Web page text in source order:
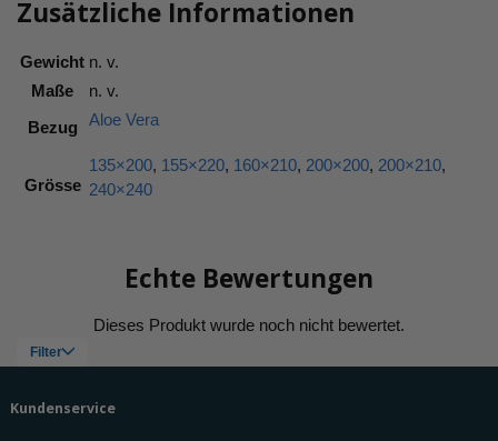
Zusätzliche Informationen
Gewicht n. v.
Maße
n. v.
Bezug
Aloe Vera
Grösse
135×200, 155×220, 160×210, 200×200, 200×210,
240×240
Echte Bewertungen
Kundenservice